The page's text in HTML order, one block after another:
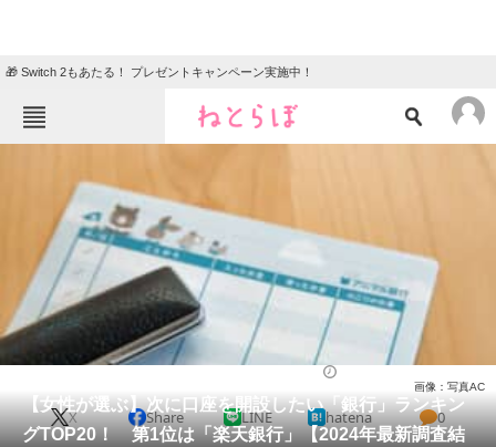
🎁 Switch 2もあたる！ プレゼントキャンペーン実施中！
エンタメ クイズ
グルメ 地域
住まい 教育・育児
動物 リサーチ
会員記事
【女性が選ぶ】次に口座を開設したい「銀行」ランキン
グTOP20！ 第1位は「楽天銀行」【2024年最新調査結
画像：写真AC
X Share LINE hatena 0